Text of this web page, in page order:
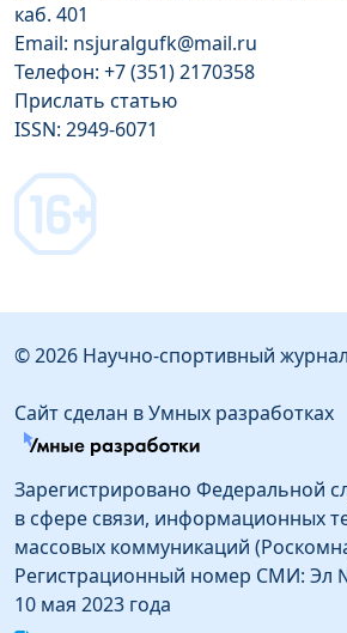
каб. 401
Email: nsjuralgufk@mail.ru
Телефон: +7 (351) 2170358
Прислать статью
ISSN: 2949-6071
© 2026 Научно-спортивный журнал
Сайт сделан в Умных разработках
Зарегистрировано Федеральной
в сфере связи, информационных
массовых коммуникаций
Регистрационный номер СМИ: Эл
10 мая 2023 года